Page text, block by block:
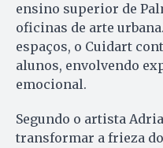
ensino superior de
oficinas de arte
espaços, o Cuidart
alunos, envolvendo
emocional.
Segundo o artista
transformar a frieza